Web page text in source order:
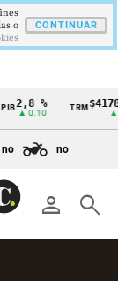
2,8 %
▲ 0.10
TRM
▲
no no
person search
o
CONTINUAR